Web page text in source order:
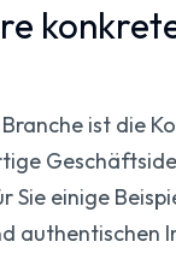
ist die
Sie einige
authentischen